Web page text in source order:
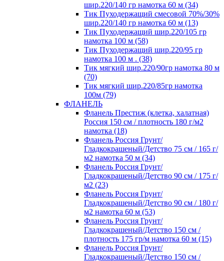
шир.220/140 гр намотка 60 м (34)
Тик Пуходержащий смесовой 70%/30%
шир.220/140 гр намотка 60 м (13)
Тик Пуходержащий шир.220/105 гр
намотка 100 м (58)
Тик Пуходержащий шир.220/95 гр
намотка 100 м . (38)
Тик мягкий шир.220/90гр намотка 80 м
(70)
Тик мягкий шир.220/85гр намотка
100м (79)
ФЛАНЕЛЬ
Фланель Престиж (клетка, халатная)
Россия 150 см / плотность 180 г/м2
намотка (18)
Фланель Россия Грунт/
Гладкокрашеный/Детство 75 см / 165 г/
м2 намотка 50 м (34)
Фланель Россия Грунт/
Гладкокрашеный/Детство 90 см / 175 г/
м2 (23)
Фланель Россия Грунт/
Гладкокрашеный/Детство 90 см / 180 г/
м2 намотка 60 м (53)
Фланель Россия Грунт/
Гладкокрашеный/Детство 150 см /
плотность 175 гр/м намотка 60 м (15)
Фланель Россия Грунт/
Гладкокрашеный/Детство 150 см /